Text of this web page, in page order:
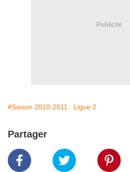
Publicité
#Saison 2010-2011 : Ligue 2
Partager